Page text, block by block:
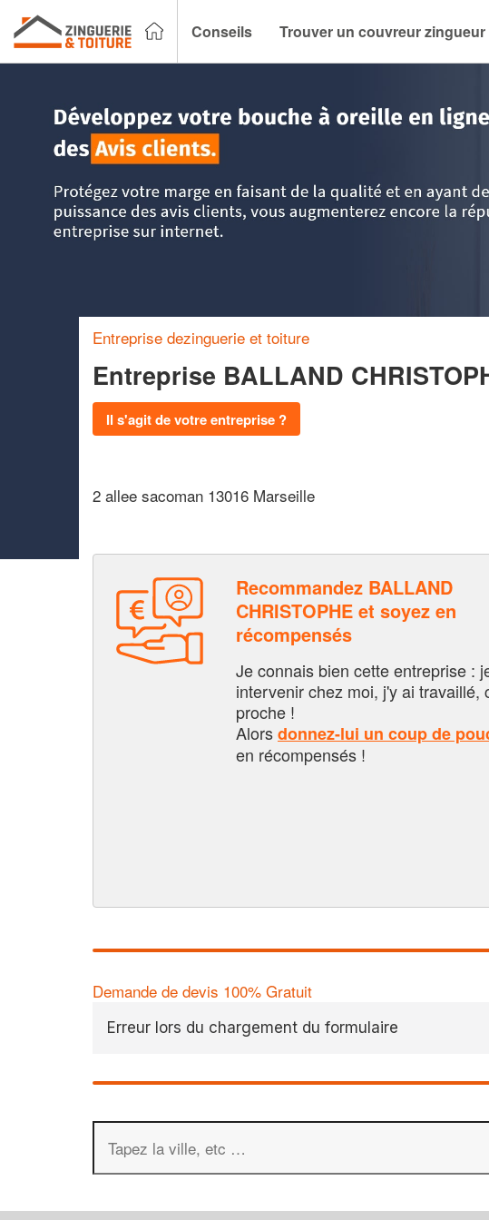
Conseils Trouver un couvreur zingueur
Entreprise dezinguerie et toiture
Entreprise BALLAND
Il s'agit de votre entreprise ?
2 allee sacoman 13016 Marseille
Recommandez BALLAND
CHRISTOPHE et soyez en
récompensés
Je connais bien cette entreprise :
intervenir chez moi, j'y ai travaillé,
proche !
Alorsdonnez-lui un coup de
en récompensés !
Demande de devis 100% Gratuit
Erreur lors du chargement du formulaire